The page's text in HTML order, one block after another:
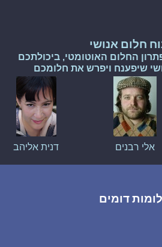
חלום אנושי
החלום האוטומטי, ביכולתכם
שיפענח ויפרש את חלומכם
אלי רבנים דנית אליהב
דומים